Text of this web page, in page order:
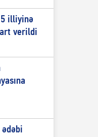
illiyinə
verildi
ədəbi